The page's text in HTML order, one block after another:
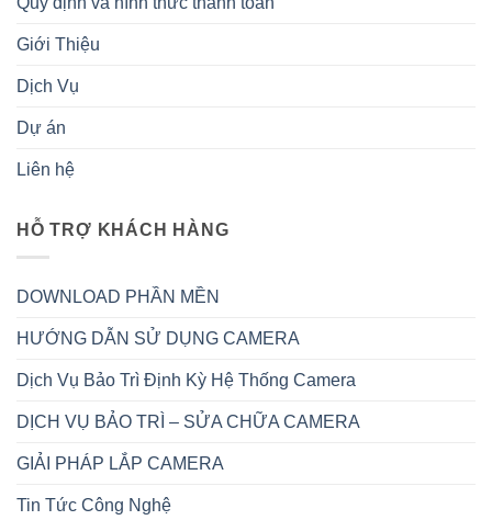
Giới Thiệu
Dịch Vụ
Dự án
Liên hệ
HỖ TRỢ KHÁCH HÀNG
DOWNLOAD PHẦN MỀN
HƯỚNG DẪN SỬ DỤNG CAMERA
Dịch Vụ Bảo Trì Định Kỳ Hệ Thống Camera
DỊCH VỤ BẢO TRÌ – SỬA CHỮA CAMERA
GIẢI PHÁP LẮP CAMERA
Tin Tức Công Nghệ